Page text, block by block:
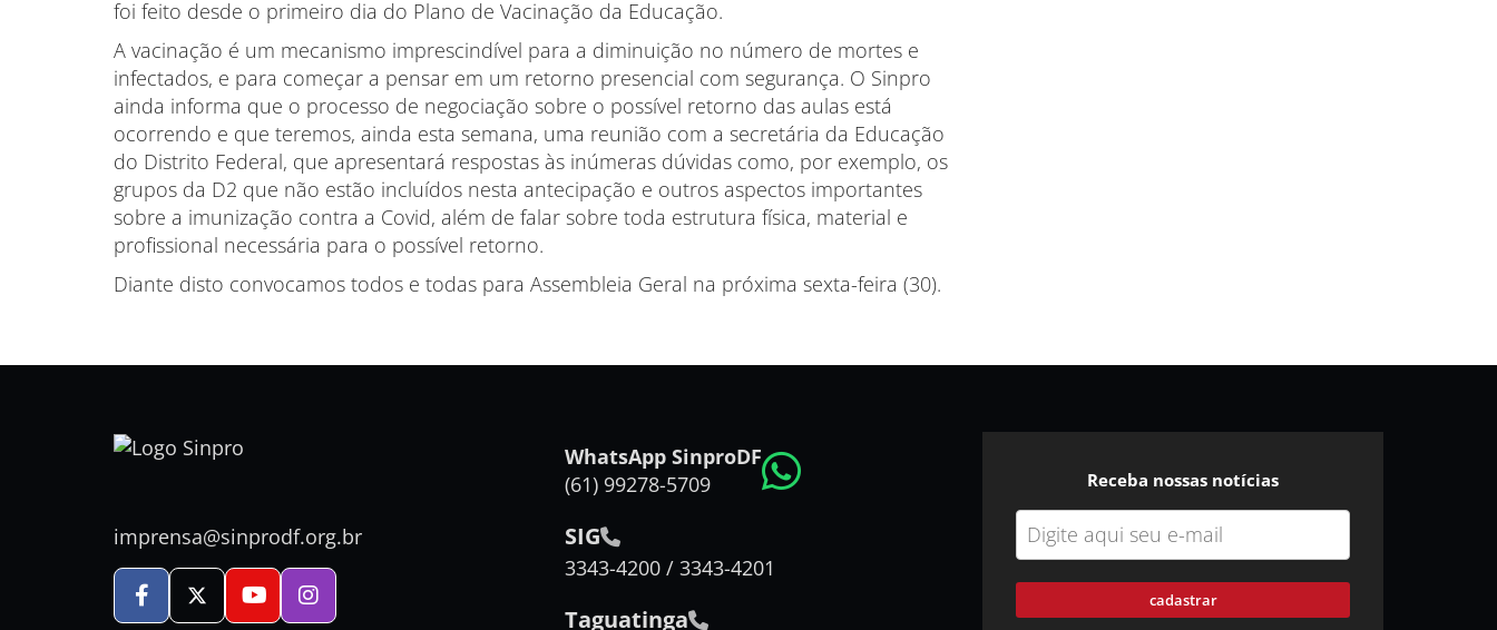
foi feito desde o primeiro dia do Plano de Vacinação da Educação.
A vacinação é um mecanismo imprescindível para a diminuição no número de mortes e
infectados, e para começar a pensar em um retorno presencial com segurança. O Sinpro
ainda informa que o processo de negociação sobre o possível retorno das aulas está
ocorrendo e que teremos, ainda esta semana, uma reunião com a secretária da Educação
do Distrito Federal, que apresentará respostas às inúmeras dúvidas como, por exemplo, os
grupos da D2 que não estão incluídos nesta antecipação e outros aspectos importantes
sobre a imunização contra a Covid, além de falar sobre toda estrutura física, material e
profissional necessária para o possível retorno.
Diante disto convocamos todos e todas para Assembleia Geral na próxima sexta-feira (30).
imprensa@sinprodf.org.br
WhatsApp SinproDF
(61) 99278-5709
SIG
3343-4200 / 3343-4201
Taguatinga
Receba nossas notícias
cadastrar